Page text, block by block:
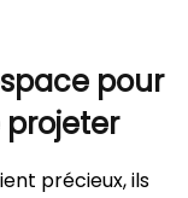
pour
projeter
précieux, ils